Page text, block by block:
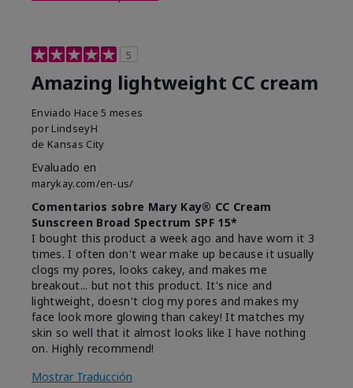
5
Amazing lightweight CC cream
Enviado Hace 5 meses
por LindseyH
de Kansas City
Evaluado en
marykay.com/en-us/
Comentarios sobre Mary Kay® CC Cream
Sunscreen Broad Spectrum SPF 15*
I bought this product a week ago and have worn it 3
times. I often don't wear make up because it usually
clogs my pores, looks cakey, and makes me
breakout... but not this product. It's nice and
lightweight, doesn't clog my pores and makes my
face look more glowing than cakey! It matches my
skin so well that it almost looks like I have nothing
on. Highly recommend!
Mostrar Traducción